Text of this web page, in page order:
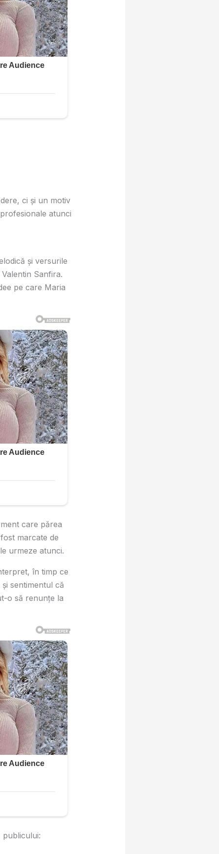
ci și un motiv
atunci
și versurile
Sanfira.
pe care Maria
care părea
marcate de
urmeze atunci.
în timp ce
sentimentul că
o să renunțe la
publicului: